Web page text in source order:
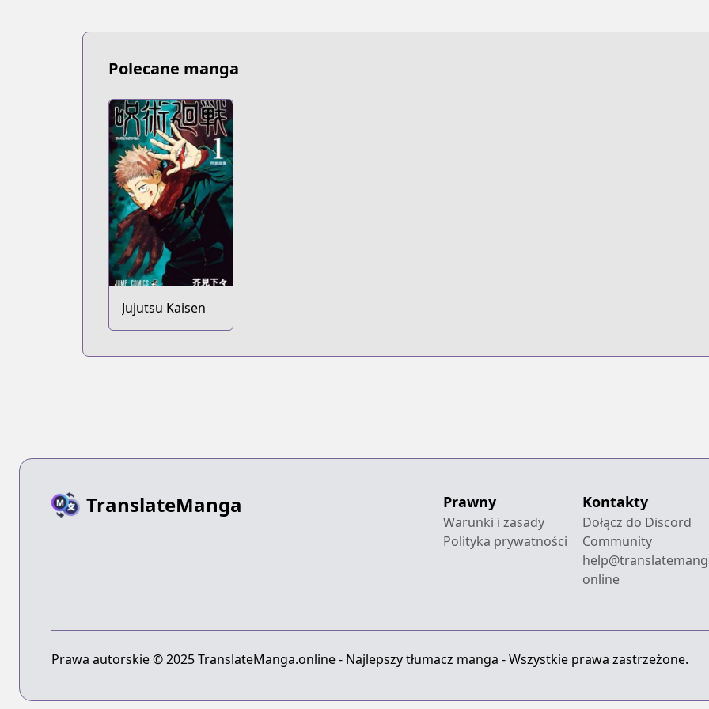
Polecane manga
Jujutsu Kaisen
TranslateManga Prawny
Warunki i zasady
Polityka prywatności
Kontakty
Dołącz do Discord
Community
online
Prawa autorskie © 2025 TranslateManga.online - Najlepszy tłumacz manga - Wszystkie prawa zastrzeżone.